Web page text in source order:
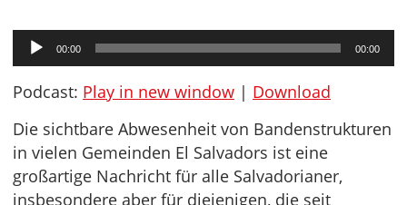
Audio-
Player
00:00 00:00
Podcast: Play in new window | Download
Die sichtbare Abwesenheit von Bandenstrukturen
in vielen Gemeinden El Salvadors ist eine
großartige Nachricht für alle Salvadorianer,
insbesondere aber für diejenigen, die seit